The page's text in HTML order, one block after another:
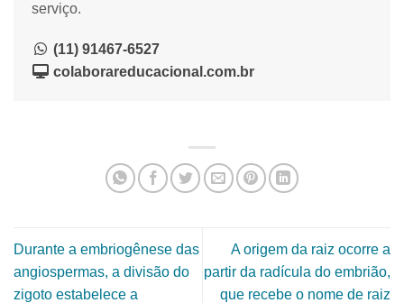
serviço.
(11) 91467-6527
colaborareducacional.com.br
Durante a embriogênese das
angiospermas, a divisão do
zigoto estabelece a
A origem da raiz ocorre a
partir da radícula do embrião,
que recebe o nome de raiz